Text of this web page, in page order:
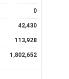
0
42,430
113,928
1,802,652